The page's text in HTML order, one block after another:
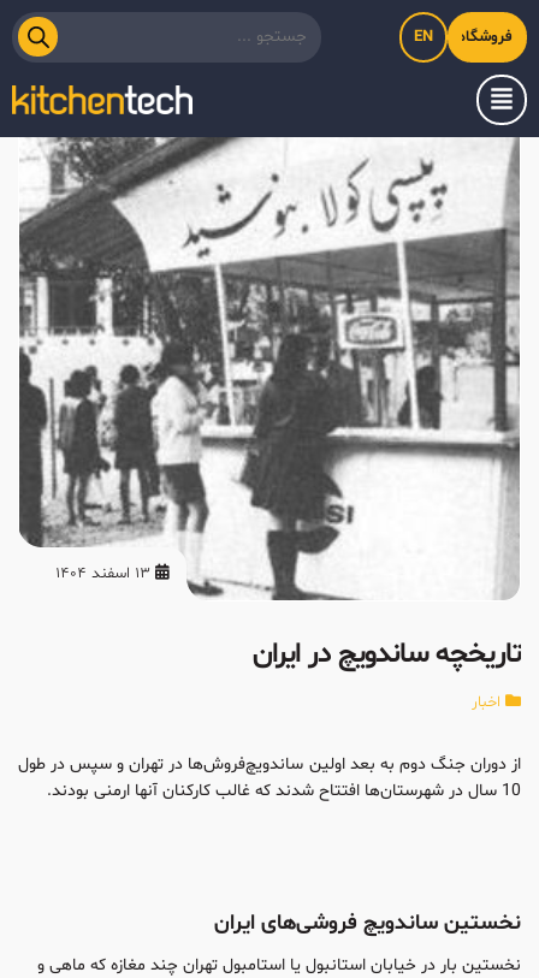
فروشگاه اینترنتی کیت‌لاین
EN
تاریخچه ساندویچ در ایران
اخبار
از دوران جنگ دوم به بعد اولین ساندویچ‌فروش‌ها در تهران و سپس در طول
10 سال در شهرستان‌ها افتتاح شدند که غالب کارکنان آنها ارمنى بودند.
نخستین ساندویچ فروشى‌هاى ایران
نخستین بار در خیابان استانبول یا استامبول تهران چند مغازه که ماهی و